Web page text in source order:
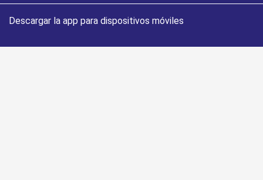
Descargar la app para dispositivos móviles